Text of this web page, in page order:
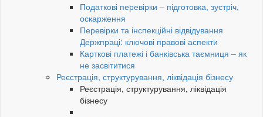
Податкові перевірки – підготовка, зустріч,
оскарження
Перевірки та інспекційні відвідування
Держпраці: ключові правові аспекти
Карткові платежі і банківська таємниця – як
не засвітитися
Реєстрація, структурування, ліквідація бізнесу
Реєстрація, структурування, ліквідація
бізнесу